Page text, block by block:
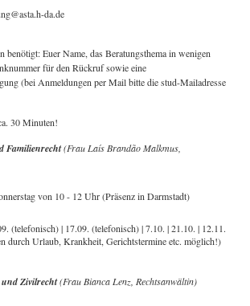
da.de
benötigt: Euer Name, das Beratungsthema in wenigen
für den Rückruf sowie eine
(bei Anmeldungen per Mail bitte die stud-Mailadresse
30 Minuten!
Familienrecht(Frau Laís Brandão Malkmus,
von 10 - 12 Uhr (Präsenz in Darmstadt)
(telefonisch) | 17.09. (telefonisch) | 7.10. | 21.10. | 12.11.
durch Urlaub, Krankheit, Gerichtstermine etc. möglich!)
Zivilrecht(Frau Bianca Lenz, Rechtsanwältin)